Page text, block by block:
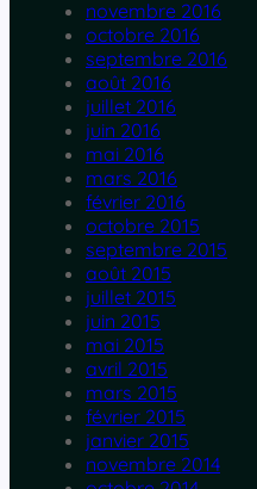
novembre 2016
octobre 2016
septembre 2016
août 2016
juillet 2016
juin 2016
mai 2016
mars 2016
février 2016
octobre 2015
septembre 2015
août 2015
juillet 2015
juin 2015
mai 2015
avril 2015
mars 2015
février 2015
janvier 2015
novembre 2014